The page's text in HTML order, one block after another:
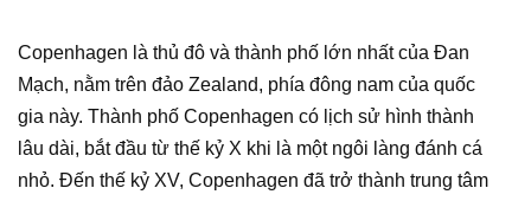
Copenhagen là thủ đô và thành phố lớn nhất của Đan
Mạch, nằm trên đảo Zealand, phía đông nam của quốc
gia này. Thành phố Copenhagen có lịch sử hình thành
lâu dài, bắt đầu từ thế kỷ X khi là một ngôi làng đánh cá
nhỏ. Đến thế kỷ XV, Copenhagen đã trở thành trung tâm